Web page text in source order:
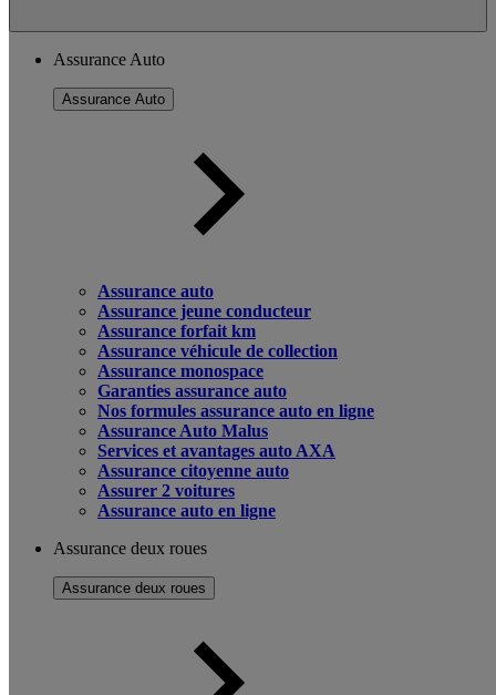
Assurance Auto
Assurance Auto
Assurance auto
Assurance jeune conducteur
Assurance forfait km
Assurance véhicule de collection
Assurance monospace
Garanties assurance auto
Nos formules assurance auto en ligne
Assurance Auto Malus
Services et avantages auto AXA
Assurance citoyenne auto
Assurer 2 voitures
Assurance auto en ligne
Assurance deux roues
Assurance deux roues